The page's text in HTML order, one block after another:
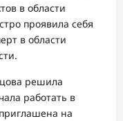
в области
проявила себя
в области
решила
работать в
на